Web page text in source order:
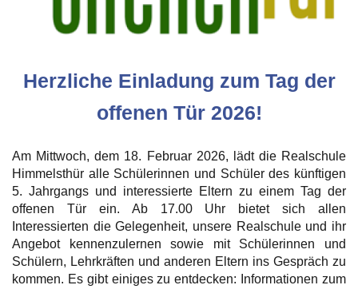
Herzliche Einladung zum Tag der
offenen Tür 2026!
Am Mittwoch, dem 18. Februar 2026, lädt die Realschule
Himmelsthür alle Schülerinnen und Schüler des künftigen
5. Jahrgangs und interessierte Eltern zu einem Tag der
offenen Tür ein. Ab 17.00 Uhr bietet sich allen
Interessierten die Gelegenheit, unsere Realschule und ihr
Angebot kennenzulernen sowie mit Schülerinnen und
Schülern, Lehrkräften und anderen Eltern ins Gespräch zu
kommen. Es gibt einiges zu entdecken: Informationen zum